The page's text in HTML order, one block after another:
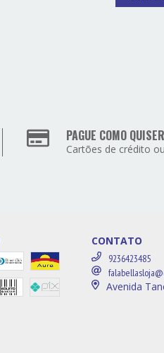
PAGUE COMO QUISER
Cartões de crédito
CONTATO
9236423485
Avenida